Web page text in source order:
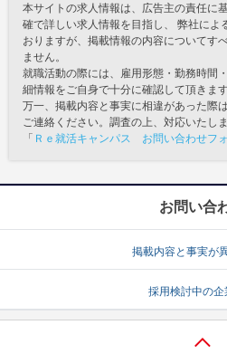
本サイトの求人情報は、広告主の責任に
確で詳しい求人情報を目指し、 弊社によ
おりますが、掲載情報の内容についてす
ません。
就職活動の際には、雇用形態・勤務時間
細情報をご自身で十分に確認して頂きま
万一、掲載内容と事実に相違があった際
ご連絡ください。調査の上、対応いたしま
「 Ｒｅ就活キャンパス お問い合わせフ
お問い合
掲載内容と事実が
採用検討中の企